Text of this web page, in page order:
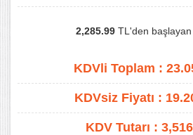
2,285.99TL'den başlayan
KDVli Toplam :
KDVsiz Fiyatı :
KDV Tutarı :